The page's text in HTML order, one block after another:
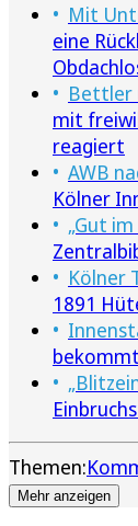
Mit
eine
Bettler
mit
reagiert
AWB
Kölner
„Gut
Kölner
1891
Themen:
Mehr anzeigen